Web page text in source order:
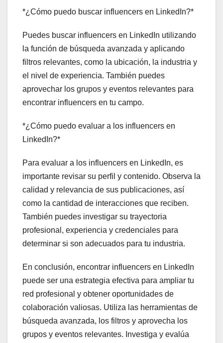
*¿Cómo puedo buscar influencers en LinkedIn?*
Puedes buscar influencers en LinkedIn utilizando
la función de búsqueda avanzada y aplicando
filtros relevantes, como la ubicación, la industria y
el nivel de experiencia. También puedes
aprovechar los grupos y eventos relevantes para
encontrar influencers en tu campo.
*¿Cómo puedo evaluar a los influencers en
LinkedIn?*
Para evaluar a los influencers en LinkedIn, es
importante revisar su perfil y contenido. Observa la
calidad y relevancia de sus publicaciones, así
como la cantidad de interacciones que reciben.
También puedes investigar su trayectoria
profesional, experiencia y credenciales para
determinar si son adecuados para tu industria.
En conclusión, encontrar influencers en LinkedIn
puede ser una estrategia efectiva para ampliar tu
red profesional y obtener oportunidades de
colaboración valiosas. Utiliza las herramientas de
búsqueda avanzada, los filtros y aprovecha los
grupos y eventos relevantes. Investiga y evalúa